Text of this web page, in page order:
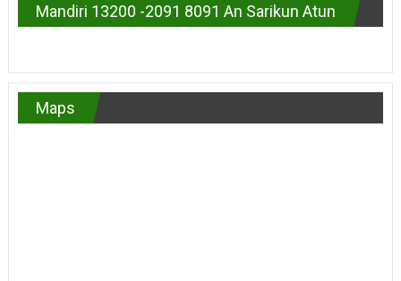
Mandiri 13200 -2091 8091 An Sarikun Atun
Maps